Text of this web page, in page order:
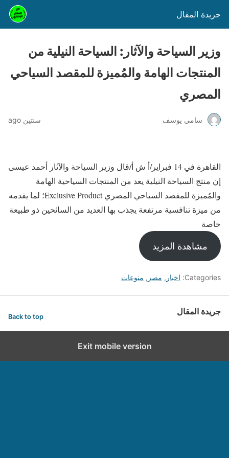
جريدة المقال
وزير السياحة والآثار: السياحة النيلية من
المنتجات الهامة والمُميزة للمقصد السياحي
المصري
سامي يوسف سنتين ago
القاهرة في 14 فبراير/أ ش أ/قال وزير السياحة والآثار أحمد عيسى
إن منتج السياحة النيلية يعد من المنتجات السياحية الهامة
والمُميزة للمقصد السياحي المصري Exclusive Product؛ لما يقدمه
من ميزة تنافسية مرتفعة يجذب بها العديد من السائحين ذو طبيعة
خاصة
مشاهدة المزيد
Categories: اخبار , مصر , منوعات
جريدة المقال Back to top
Exit mobile version